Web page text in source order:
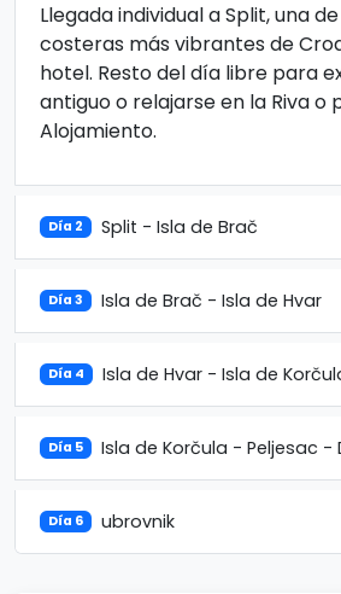
Llegada individual a Split, una
costeras más vibrantes de
hotel. Resto del día libre para
antiguo o relajarse en la Riva o
Alojamiento.
Día 2 Split - Isla de Brač
Día 3 Isla de Brač - Isla de Hvar
Día 4 Isla de Hvar - Isla de
Día 5 Isla de Korčula - Peljesac -
Día 6 ubrovnik